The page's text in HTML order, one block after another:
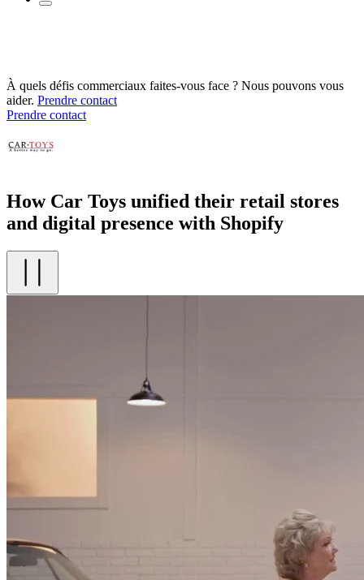
À quels défis commerciaux faites-vous face ? Nous pouvons vous
aider. Prendre contact
Prendre contact
How Car Toys unified their retail stores
and digital presence with Shopify